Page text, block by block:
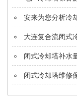
安来为您分析冷
大连复合流闭式
闭式冷却塔补水
闭式冷却塔维修